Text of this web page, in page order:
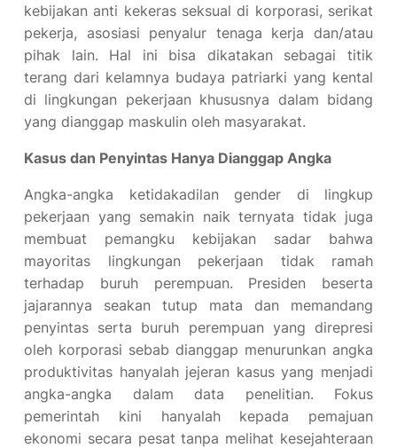
kebijakan anti kekeras seksual di korporasi, serikat
pekerja, asosiasi penyalur tenaga kerja dan/atau
pihak lain. Hal ini bisa dikatakan sebagai titik
terang dari kelamnya budaya patriarki yang kental
di lingkungan pekerjaan khususnya dalam bidang
yang dianggap maskulin oleh masyarakat.
Kasus dan Penyintas Hanya Dianggap Angka
Angka-angka ketidakadilan gender di lingkup
pekerjaan yang semakin naik ternyata tidak juga
membuat pemangku kebijakan sadar bahwa
mayoritas lingkungan pekerjaan tidak ramah
terhadap buruh perempuan. Presiden beserta
jajarannya seakan tutup mata dan memandang
penyintas serta buruh perempuan yang direpresi
oleh korporasi sebab dianggap menurunkan angka
produktivitas hanyalah jejeran kasus yang menjadi
angka-angka dalam data penelitian. Fokus
pemerintah kini hanyalah kepada pemajuan
ekonomi secara pesat tanpa melihat kesejahteraan